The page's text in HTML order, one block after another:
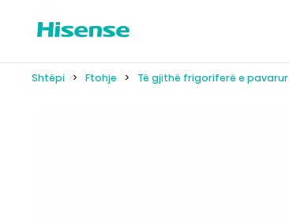
Shtëpi Ftohje Të gjithë frigoriferë e pavarur